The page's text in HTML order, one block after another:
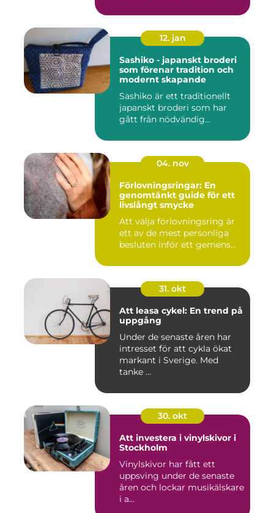
12. jan
Sashiko - japanskt broderi
som förenar tradition och
modernt skapande
Sashiko är ett traditionellt
japanskt broderi som har
gått från nödvändig...
04. nov
Förlovningsringar: En
genomtänkt guide för ett
livslångt smycke
Att välja förlovningsring är
ett av de mest personliga
besluten inför ett gemens...
31. okt
Att leasa cykel: En trend på
uppgång
Under de senaste åren har
intresset för att cykla ökat
markant i Sverige. Med
tanke ...
30. okt
Att investera i vinylskivor i
Stockholm
Vinylskivor har fått ett
uppsving under de senaste
åren och lockar musikälskare
i a...